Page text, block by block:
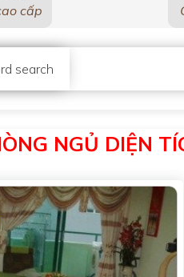
cấp
search
NGỦ DIỆN